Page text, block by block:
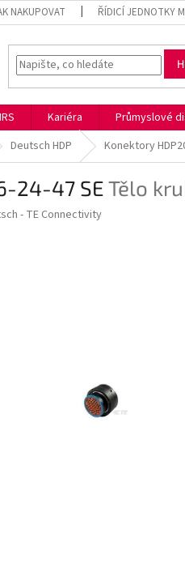
NAKUPOVAT ŘÍDICÍ JEDNOTKY
Kariéra Průmyslové
Deutsch HDP Konektory
24-47 SETělo
- TE Connectivity